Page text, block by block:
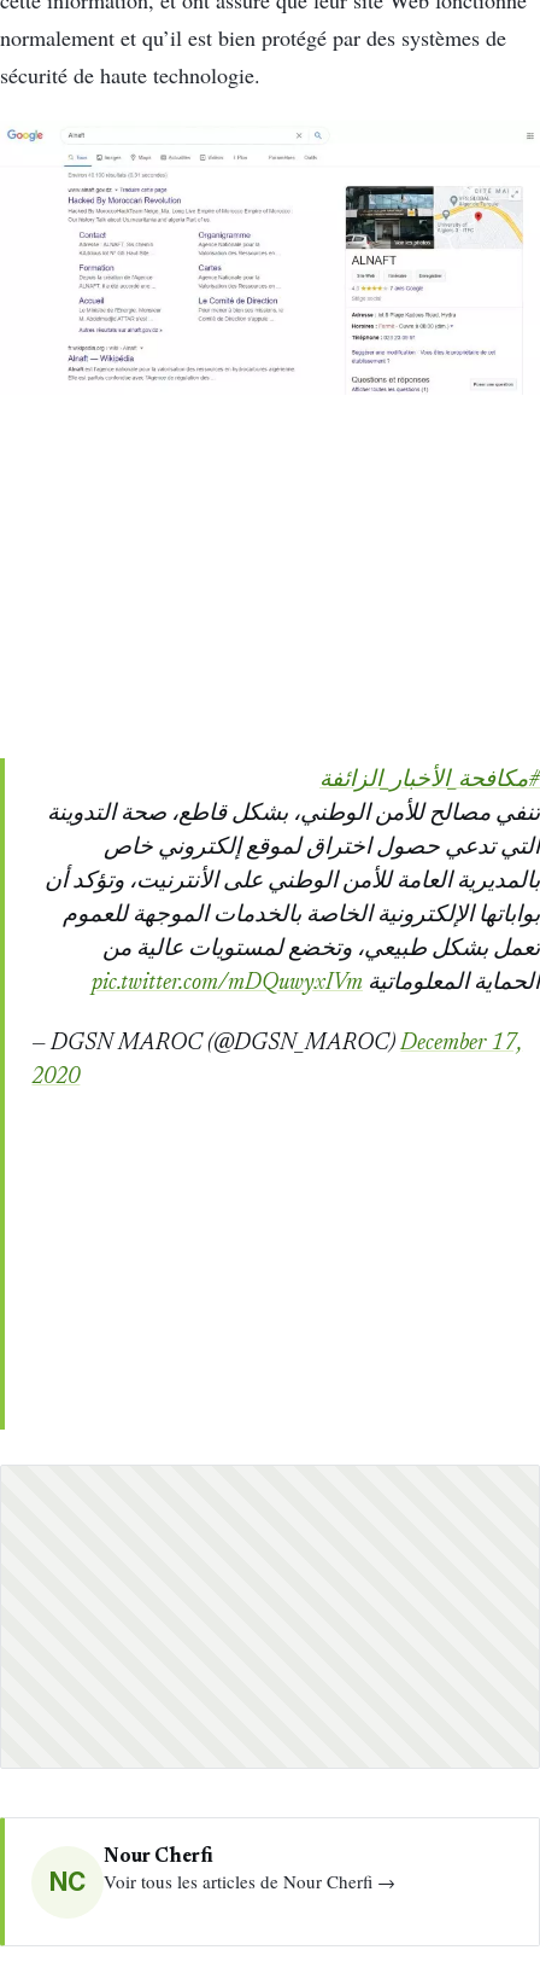
normalement et qu’il est bien protégé par des systèmes de
sécurité de haute technologie.
#مكافحة_الأخبار_الزائفة
تنفي مصالح للأمن الوطني، بشكل قاطع، صحة التدوينة
التي تدعي حصول اختراق لموقع إلكتروني خاص
بالمديرية العامة للأمن الوطني على الأنترنيت، وتؤكد أن
بواباتها الإلكترونية الخاصة بالخدمات الموجهة للعموم
تعمل بشكل طبيعي، وتخضع لمستويات عالية من
الحماية المعلوماتية pic.twitter.com/mDQuwyxIVm
— DGSN MAROC (@DGSN_MAROC)December 17,
2020
NC
Nour Cherfi
Voir tous les articles de Nour Cherfi →